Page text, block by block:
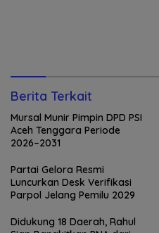
Berita Terkait
Mursal Munir Pimpin DPD PSI
Aceh Tenggara Periode
2026–2031
Partai Gelora Resmi
Luncurkan Desk Verifikasi
Parpol Jelang Pemilu 2029
Didukung 18 Daerah, Rahul